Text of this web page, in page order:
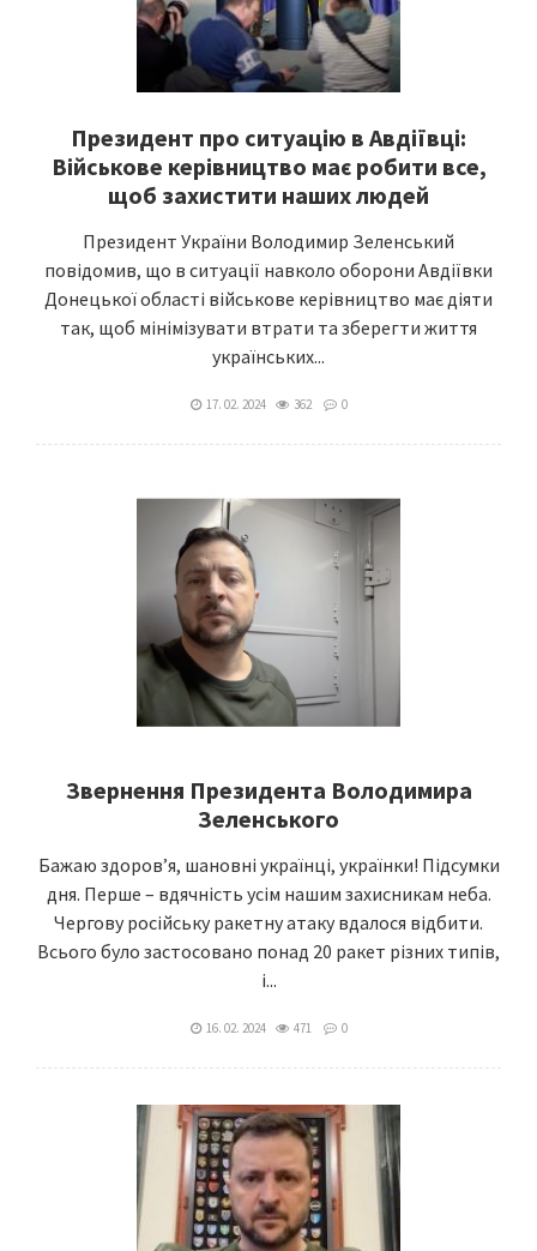
Президент про ситуацію в Авдіївці:
Військове керівництво має робити все,
щоб захистити наших людей
Президент України Володимир Зеленський
повідомив, що в ситуації навколо оборони Авдіївки
Донецької області військове керівництво має діяти
так, щоб мінімізувати втрати та зберегти життя
українських...
17. 02. 2024 362 0
Звернення Президента Володимира
Зеленського
Бажаю здоров’я, шановні українці, українки! Підсумки
дня. Перше – вдячність усім нашим захисникам неба.
Чергову російську ракетну атаку вдалося відбити.
Всього було застосовано понад 20 ракет різних типів,
і...
16. 02. 2024 471 0